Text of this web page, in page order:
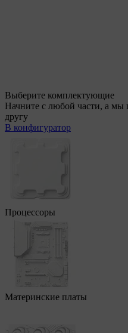
Выберите комплектующие
Начните с любой части, а мы
другу
В конфигуратор
Процессоры
Материнские платы